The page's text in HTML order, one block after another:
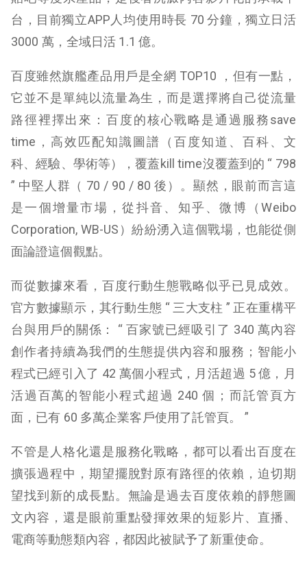
台，目前獨立APP人均使用時長 70 分鐘，獨立日活
3000 萬，全域日活 1.1 億。
百度雖然旗艦產品用戶是全網 TOP10 ，但有一點，
它並不是單純以流量為生，而是選擇將自己從流量
路徑裡擇出來：百度的核心戰略是通過服務save
time，高效匹配知識圖譜（百度知道、百科、文
科、經驗、學術等），覆蓋kill time沒覆蓋到的 “ 798
” 中堅人群（ 70 / 90 / 80 後）。顯然，眼前而言這
是一個增量市場，從抖音、知乎、微博（Weibo
Corporation, WB-US）紛紛湧入這個戰場，也能從側
面論證這個觀點。
而從數據來看，百度行動生態戰略似乎已見成效。
官方數據顯示，其行動生態 “ 三大支柱 ” 正在重構平
台與用戶的關係： “ 百家號已經吸引了 340 萬內容
創作者持續為我們的生態提供內容和服務；智能小
程式已經引入了 42 萬個小程式，月活超過 5 億，月
活過百萬的智能小程式超過 240 個；而託管頁方
面，已有 60 多萬企業客戶使用了託管頁。 ”
不管是人格化還是服務化戰略，都可以看出百度在
擴張過程中，期望擺脫對原有路徑的依賴，迫切期
望找到新的成長點。無論是過去百度依賴的靜態圖
文內容，還是眼前重點發揮效果的短影片、直播、
電商等動態類內容，都因此被賦予了新重使命。